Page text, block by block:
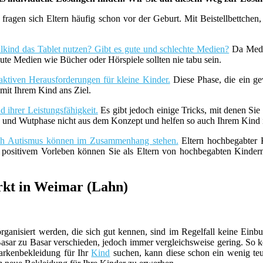
sich Eltern häufig schon vor der Geburt. Mit
das Tablet nutzen? Gibt es gute und schlechte Medien? Da
Medien wie Bücher oder Hörspiele sollten nie tabu sein.
Herausforderungen für kleine Kinder. Diese Phase, die ein
Ihrem Kind ans Ziel.
ihrer Leistungsfähigkeit. Es gibt jedoch einige Tricks, mit denen Sie
Wutphase nicht aus dem Konzept und helfen so auch Ihrem Kind
Autismus können im Zusammenhang stehen. Eltern hochbegabter
Vorleben können Sie als Eltern von hochbegabten
in Weimar (Lahn)
werden, die sich gut kennen, sind im Regelfall keine
zu Basar verschieden, jedoch immer vergleichsweise gering.
für IhrKind suchen, kann diese schon ein wenig